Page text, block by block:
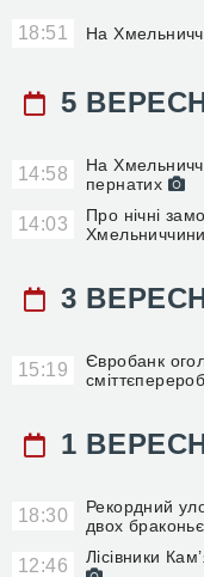
18:51 На
5
14:58
На
пернатих
14:03
Про нічні
3
15:19
Євробанк
1
18:30
Рекордний
двох
12:46 Лісівники